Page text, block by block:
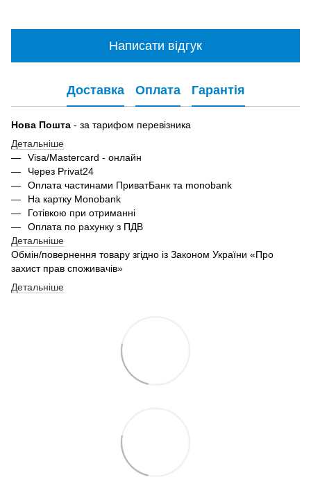
Написати відгук
Доставка Оплата Гарантія
Нова Пошта - за тарифом перевізника
Детальніше
Visa/Mastercard - онлайн
Через Privat24
Оплата частинами ПриватБанк та monobank
На картку Monobank
Готівкою при отриманні
Оплата по рахунку з ПДВ
Детальніше
Обмін/повернення товару згідно із Законом України «Про
захист прав споживачів»
Детальніше